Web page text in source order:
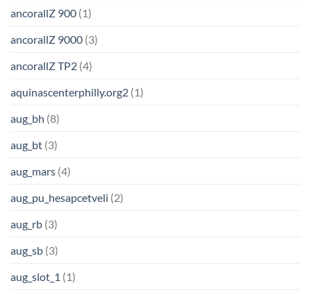
ancorallZ 900 (1)
ancorallZ 9000 (3)
ancorallZ TP2 (4)
aquinascenterphilly.org2 (1)
aug_bh (8)
aug_bt (3)
aug_mars (4)
aug_pu_hesapcetveli (2)
aug_rb (3)
aug_sb (3)
aug_slot_1 (1)